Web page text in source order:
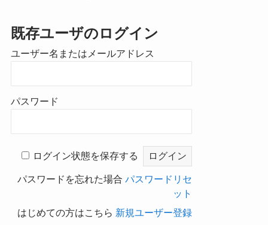
既存ユーザのログイン
ユーザー名またはメールアドレス
パスワード
ログイン状態を保存する
パスワードを忘れた場合 パスワードリセ
ット
はじめての方はこちら 新規ユーザー登録